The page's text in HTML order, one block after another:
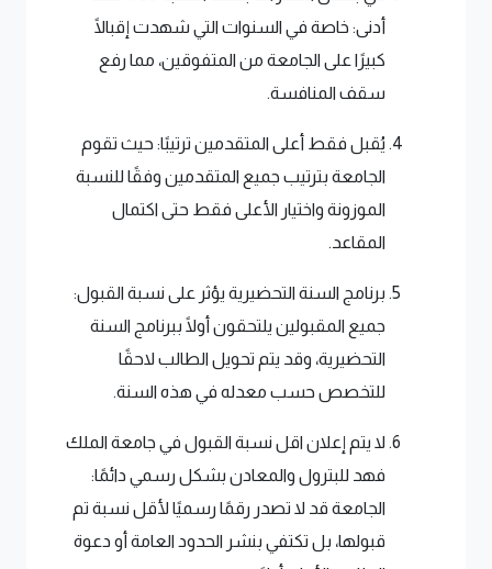
أدنى: خاصة في السنوات التي شهدت إقبالًا
كبيرًا على الجامعة من المتفوقين، مما رفع
سقف المنافسة.
يُقبل فقط أعلى المتقدمين ترتيبًا: حيث تقوم
الجامعة بترتيب جميع المتقدمين وفقًا للنسبة
الموزونة واختيار الأعلى فقط حتى اكتمال
المقاعد.
برنامج السنة التحضيرية يؤثر على نسبة القبول:
جميع المقبولين يلتحقون أولًا ببرنامج السنة
التحضيرية، وقد يتم تحويل الطالب لاحقًا
للتخصص حسب معدله في هذه السنة.
لا يتم إعلان اقل نسبة القبول في جامعة الملك
فهد للبترول والمعادن بشكل رسمي دائمًا:
الجامعة قد لا تصدر رقمًا رسميًا لأقل نسبة تم
قبولها، بل تكتفي بنشر الحدود العامة أو دعوة